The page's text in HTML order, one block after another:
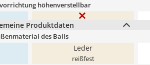
höhenverstellbar
Produktdaten
des Balls
Leder
reißfest